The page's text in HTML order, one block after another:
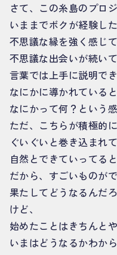
さて、この糸島のプロジ
いままでボクが経験し
不思議な縁を強く感じて
不思議な出会いが続いて
言葉では上手に説明で
なにかに導かれている
なにかって何？という感
ただ、こちらが積極的
ぐいぐいと巻き込まれ
自然とできていってる
だから、すごいものが
果たしてどうなるんだ
けど、
始めたことはきちんと
いまはどうなるかわから